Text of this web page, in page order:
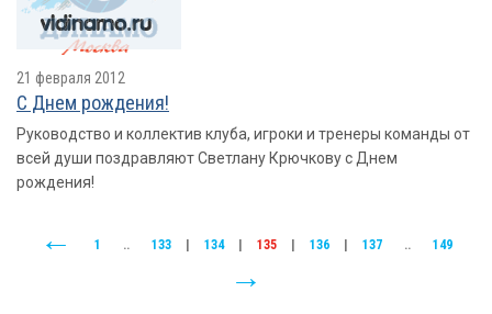
21 февраля 2012
С Днем рождения!
Руководство и коллектив клуба, игроки и тренеры команды от
всей души поздравляют Светлану Крючкову с Днем
рождения!
1 .. 133 134 135 136 137 .. 149